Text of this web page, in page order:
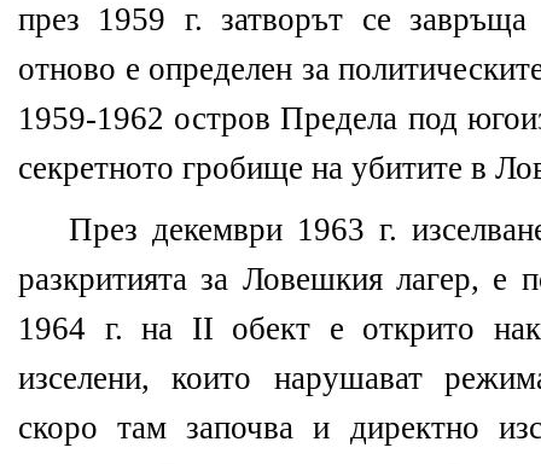
през 1959 г. затворът се
отново е определен за
1959-1962 остров Предела под
секретното гробище на убитите в
През декември 1963 г.
разкритията за Ловешкия лагер, е
1964 г. на ІІ обект е открито
изселени, които нарушават
скоро там започва и директно